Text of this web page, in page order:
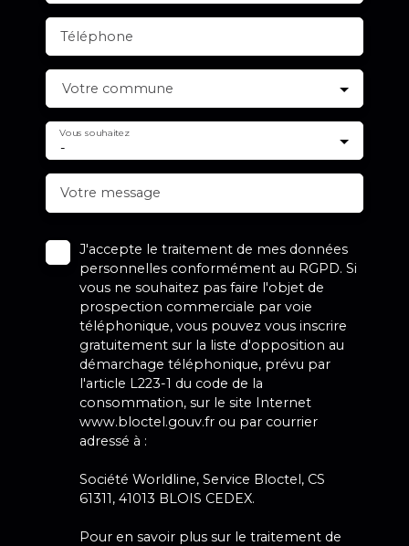
Téléphone
Votre commune
-
Vous souhaitez
Votre message
J'accepte le traitement de mes données
personnelles conformément au RGPD. Si
vous ne souhaitez pas faire l'objet de
prospection commerciale par voie
téléphonique, vous pouvez vous inscrire
gratuitement sur la liste d'opposition au
démarchage téléphonique, prévu par
l'article L223-1 du code de la
consommation, sur le site Internet
www.bloctel.gouv.fr ou par courrier
adressé à :
Société Worldline, Service Bloctel, CS
61311, 41013 BLOIS CEDEX.
Pour en savoir plus sur le traitement de